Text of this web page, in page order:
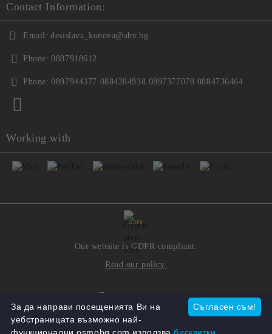
Contact Information:
Email: desislava_konova@abv.bg
Phone: 0887918612
Phone: 0897944377.0884284938.0897377078.0884736464
Working with
GDPR
Our website is GDPR compliant.
Read our policy.
Съгласен съм!
За да направи посещенията Ви на
уебстраницата възможно най-